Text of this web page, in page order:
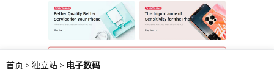
首页 > 独立站 > 电子数码